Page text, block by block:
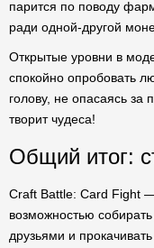
парится по поводу
ради одной-другой
Открытые уровни в
спокойно опробовать
голову, не опасаясь за
творит чудеса!
Общий итог:
Craft Battle: Card Fight
возможностью
друзьями и